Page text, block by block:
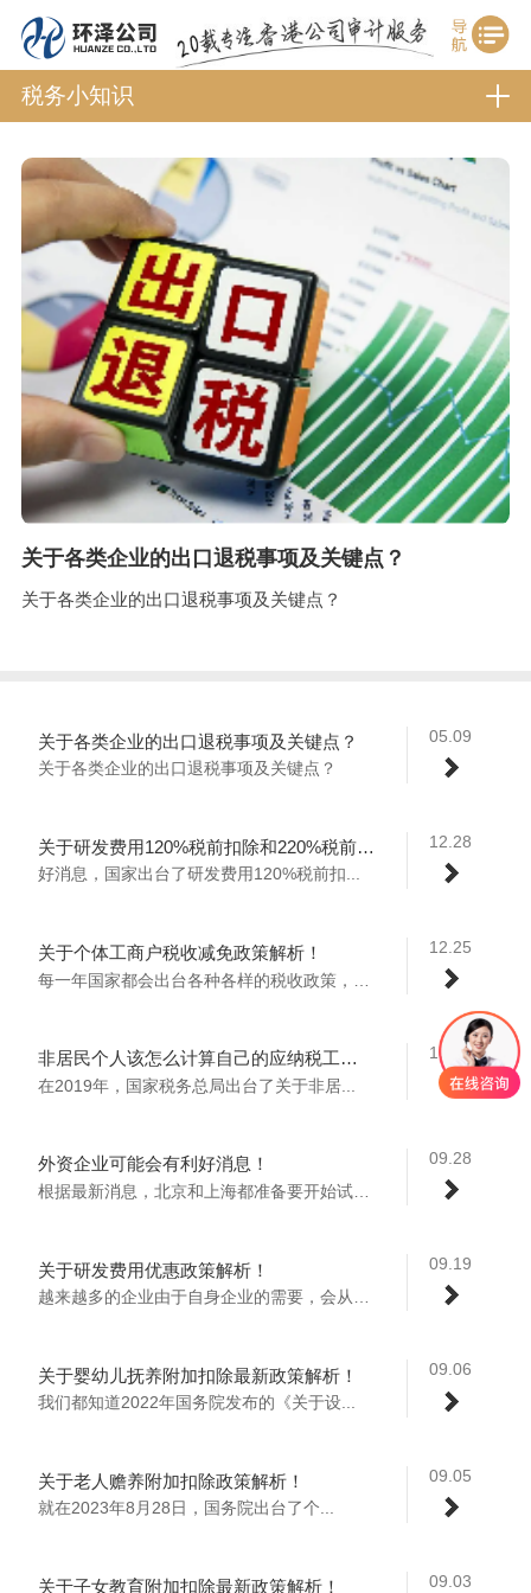
税务小知识
关于各类企业的出口退税事项及关键点？
关于各类企业的出口退税事项及关键点？
05.09
关于各类企业的出口退税事项及关键点？
关于各类企业的出口退税事项及关键点？
12.28
关于研发费用120%税前扣除和220%税前摊销政策解析！
好消息，国家出台了研发费用120%税前扣...
12.25
关于个体工商户税收减免政策解析！
10.13
非居民个人该怎么计算自己的应纳税工资收入？
在2019年，国家税务总局出台了关于非居...
09.28
外资企业可能会有利好消息！
根据最新消息，北京和上海都准备要开始试点...
09.19
关于研发费用优惠政策解析！
09.06
关于婴幼儿抚养附加扣除最新政策解析！
我们都知道2022年国务院发布的《关于设...
09.05
关于老人赡养附加扣除政策解析！
就在2023年8月28日，国务院出台了个...
09.03
关于子女教育附加扣除最新政策解析！